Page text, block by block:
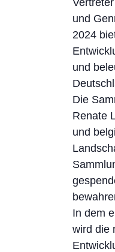
und
2024
und
Die
Renate
und
In dem
wird die